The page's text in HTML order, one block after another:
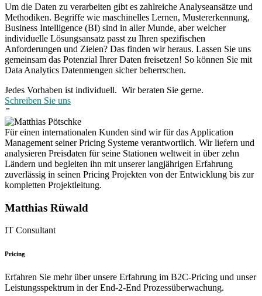
Um die Daten zu verarbeiten gibt es zahlreiche Analyseansätze und
Methodiken. Begriffe wie maschinelles Lernen, Mustererkennung,
Business Intelligence (BI) sind in aller Munde, aber welcher
individuelle Lösungsansatz passt zu Ihren spezifischen
Anforderungen und Zielen? Das finden wir heraus. Lassen Sie uns
gemeinsam das Potenzial Ihrer Daten freisetzen! So können Sie mit
Data Analytics Datenmengen sicher beherrschen.
Jedes Vorhaben ist individuell. Wir beraten Sie gerne.
Schreiben Sie uns
”
Für einen internationalen Kunden sind wir für das Application
Management seiner Pricing Systeme verantwortlich. Wir liefern und
analysieren Preisdaten für seine Stationen weltweit in über zehn
Ländern und begleiten ihn mit unserer langjährigen Erfahrung
zuverlässig in seinen Pricing Projekten von der Entwicklung bis zur
kompletten Projektleitung.
Matthias Rüwald
IT Consultant
Pricing
Erfahren Sie mehr über unsere Erfahrung im B2C-Pricing und unser
Leistungsspektrum in der End-2-End Prozessüberwachung.